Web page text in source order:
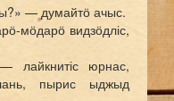
— думайтӧ ачыс.
мӧдарӧ видзӧдліс,
лайкнитіс юрнас,
пырис ыджыд